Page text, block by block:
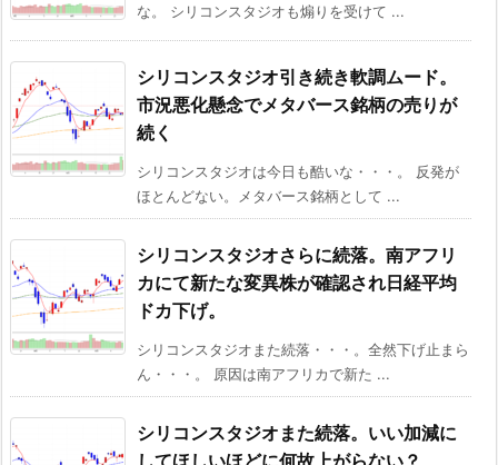
な。 シリコンスタジオも煽りを受けて ...
シリコンスタジオ引き続き軟調ムード。
市況悪化懸念でメタバース銘柄の売りが
続く
シリコンスタジオは今日も酷いな・・・。 反発が
ほとんどない。メタバース銘柄として ...
シリコンスタジオさらに続落。南アフリ
カにて新たな変異株が確認され日経平均
ドカ下げ。
シリコンスタジオまた続落・・・。全然下げ止まら
ん・・・。 原因は南アフリカで新た ...
シリコンスタジオまた続落。いい加減に
してほしいほどに何故上がらない？